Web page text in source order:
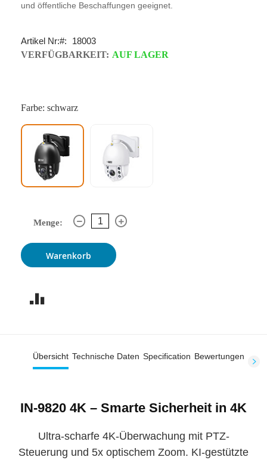
und öffentliche Beschaffungen geeignet.
Artikel Nr:
18003
VERFÜGBARKEIT: AUF LAGER
Farbe: schwarz
Menge:
Warenkorb
Übersicht Technische Daten Specification Bewertungen
IN-9820 4K – Smarte Sicherheit in 4K
Ultra-scharfe 4K-Überwachung mit PTZ-
Steuerung und 5x optischem Zoom. KI-gestützte